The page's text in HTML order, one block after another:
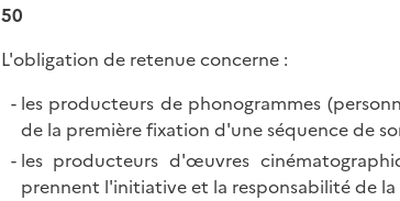
50
L'obligation de retenue concerne :
les producteurs de phonogrammes
de la première fixation d'une séquence de
les producteurs d'œuvres
prennent l'initiative et la responsabilité de